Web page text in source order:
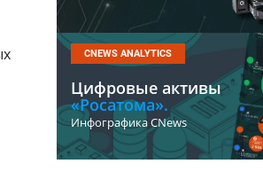
CNEWS ANALYTICS
Цифровые активы
«Росатома».
Инфографика CNews